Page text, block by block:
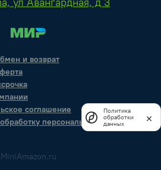
и возврат
соглашение
персональных данных
MiniAmazon.ru
Политика
обработки
данных